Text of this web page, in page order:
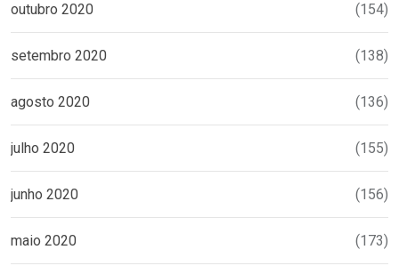
outubro 2020 (154)
setembro 2020 (138)
agosto 2020 (136)
julho 2020 (155)
junho 2020 (156)
maio 2020 (173)